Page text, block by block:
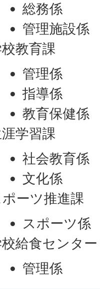
総務係
管理施設係
教育課
管理係
指導係
教育保健係
学習課
社会教育係
文化係
ーツ推進課
スポーツ係
給食センター
管理係